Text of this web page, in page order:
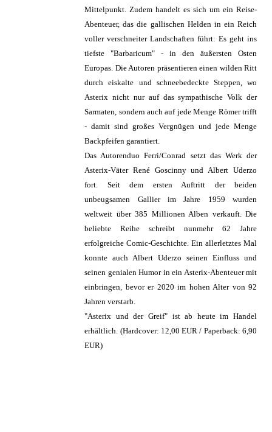
Mittelpunkt. Zudem handelt es sich um ein Reise-
Abenteuer, das die gallischen Helden in ein Reich
voller verschneiter Landschaften führt: Es geht ins
tiefste "Barbaricum" - in den äußersten Osten
Europas. Die Autoren präsentieren einen wilden Ritt
durch eiskalte und schneebedeckte Steppen, wo
Asterix nicht nur auf das sympathische Volk der
Sarmaten, sondern auch auf jede Menge Römer trifft
- damit sind großes Vergnügen und jede Menge
Backpfeifen garantiert.
Das Autorenduo Ferri/Conrad setzt das Werk der
Asterix-Väter René Goscinny und Albert Uderzo
fort. Seit dem ersten Auftritt der beiden
unbeugsamen Gallier im Jahre 1959 wurden
weltweit über 385 Millionen Alben verkauft. Die
beliebte Reihe schreibt nunmehr 62 Jahre
erfolgreiche Comic-Geschichte. Ein allerletztes Mal
konnte auch Albert Uderzo seinen Einfluss und
seinen genialen Humor in ein Asterix-Abenteuer mit
einbringen, bevor er 2020 im hohen Alter von 92
Jahren verstarb.
"Asterix und der Greif" ist ab heute im Handel
erhältlich. (Hardcover: 12,00 EUR / Paperback: 6,90
EUR)